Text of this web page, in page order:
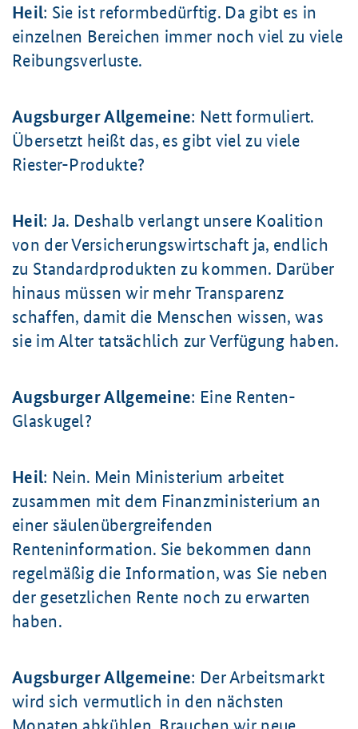
Heil: Sie ist reformbedürftig. Da gibt es in
einzelnen Bereichen immer noch viel zu viele
Reibungsverluste.
Augsburger Allgemeine: Nett formuliert.
Übersetzt heißt das, es gibt viel zu viele
Riester-Produkte?
Heil: Ja. Deshalb verlangt unsere Koalition
von der Versicherungswirtschaft ja, endlich
zu Standardprodukten zu kommen. Darüber
hinaus müssen wir mehr Transparenz
schaffen, damit die Menschen wissen, was
sie im Alter tatsächlich zur Verfügung haben.
Augsburger Allgemeine: Eine Renten-
Glaskugel?
Heil: Nein. Mein Ministerium arbeitet
zusammen mit dem Finanzministerium an
einer säulenübergreifenden
Renteninformation. Sie bekommen dann
regelmäßig die Information, was Sie neben
der gesetzlichen Rente noch zu erwarten
haben.
Augsburger Allgemeine: Der Arbeitsmarkt
wird sich vermutlich in den nächsten